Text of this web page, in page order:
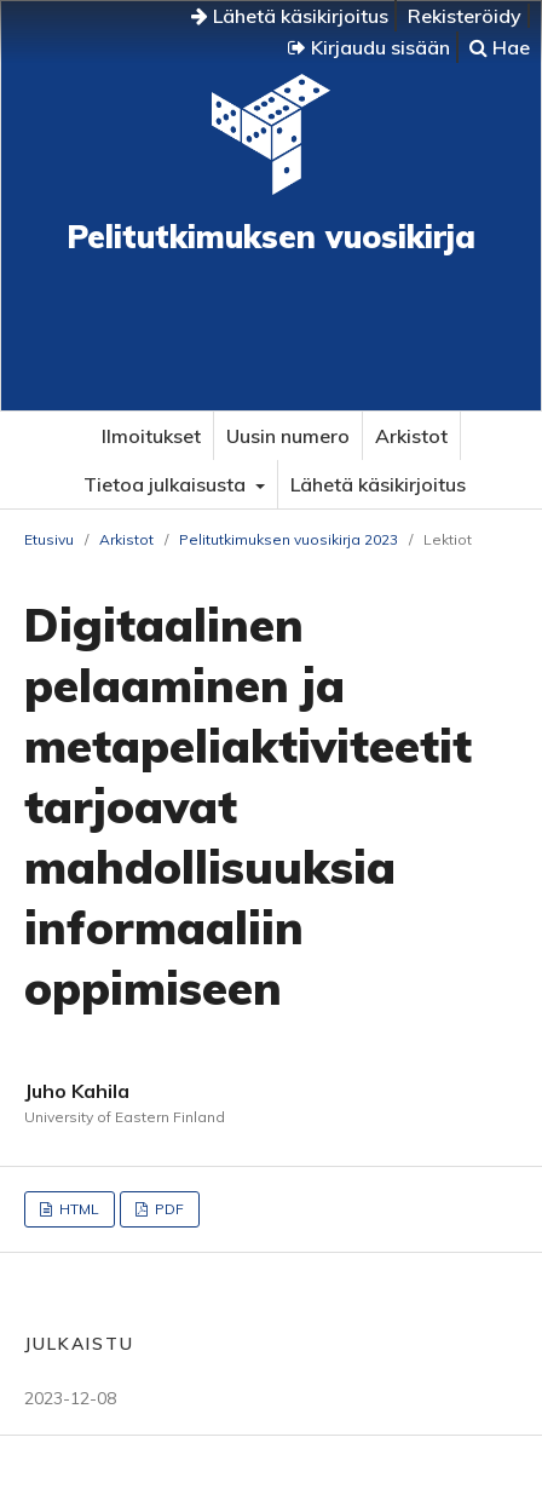
Lähetä käsikirjoitus
Rekisteröidy
Kirjaudu sisään
Hae
Pelitutkimuksen vuosikirja
Ilmoitukset Uusin numero
Arkistot
Tietoa julkaisusta
Lähetä käsikirjoitus
Etusivu / Arkistot / Pelitutkimuksen vuosikirja 2023 / Lektiot
Digitaalinen
pelaaminen ja
metapeliaktiviteetit
tarjoavat
mahdollisuuksia
informaaliin
oppimiseen
Juho Kahila
University of Eastern Finland
HTML PDF
JULKAISTU
2023-12-08